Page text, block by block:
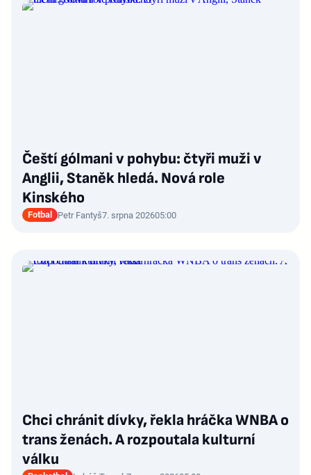
Čeští gólmani v pohybu: čtyři muži v
Anglii, Staněk hledá. Nová role
Kinského
Fotbal Petr Fantyš7. srpna 202605:00
Chci chránit dívky, řekla hráčka WNBA o
trans ženách. A rozpoutala kulturní
válku